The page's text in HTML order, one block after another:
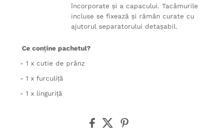
încorporate și a capacului. Tacâmurile
incluse se fixează și rămân curate cu
ajutorul separatorului detașabil.
Ce conține pachetul?
- 1 x cutie de prânz
- 1 x furculiță
- 1 x linguriță